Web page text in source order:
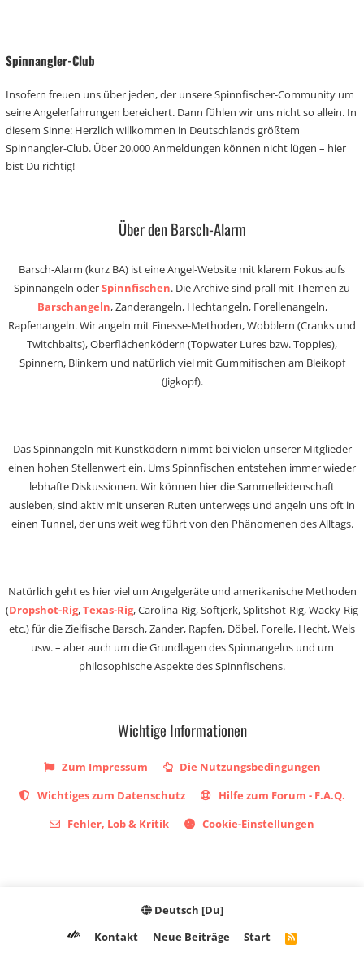
Spinnangler-Club
Insofern freuen uns über jeden, der unsere Spinnfischer-Community um
seine Angelerfahrungen bereichert. Dann fühlen wir uns nicht so allein. In
diesem Sinne: Herzlich willkommen in Deutschlands größtem
Spinnangler-Club. Über 20.000 Anmeldungen können nicht lügen – hier
bist Du richtig!
Über den Barsch-Alarm
Barsch-Alarm (kurz BA) ist eine Angel-Website mit klarem Fokus aufs
Spinnangeln oderSpinnfischen. Die Archive sind prall mit Themen zu
Barschangeln, Zanderangeln, Hechtangeln, Forellenangeln,
Rapfenangeln. Wir angeln mit Finesse-Methoden, Wobblern (Cranks und
Twitchbaits), Oberflächenködern (Topwater Lures bzw. Toppies),
Spinnern, Blinkern und natürlich viel mit Gummifischen am Bleikopf
(Jigkopf).
Das Spinnangeln mit Kunstködern nimmt bei vielen unserer Mitglieder
einen hohen Stellenwert ein. Ums Spinnfischen entstehen immer wieder
lebhafte Diskussionen. Wir können hier die Sammelleidenschaft
ausleben, sind aktiv mit unseren Ruten unterwegs und angeln uns oft in
einen Tunnel, der uns weit weg führt von den Phänomenen des Alltags.
Natürlich geht es hier viel um Angelgeräte und amerikanische Methoden
(Dropshot-Rig,Texas-Rig, Carolina-Rig, Softjerk, Splitshot-Rig, Wacky-Rig
etc.) für die Zielfische Barsch, Zander, Rapfen, Döbel, Forelle, Hecht, Wels
usw. – aber auch um die Grundlagen des Spinnangelns und um
philosophische Aspekte des Spinnfischens.
Wichtige Informationen
Zum Impressum
Die Nutzungsbedingungen
Wichtiges zum Datenschutz
Hilfe zum Forum - F.A.Q.
Fehler, Lob & Kritik
Cookie-Einstellungen
Deutsch [Du]
Kontakt
Neue Beiträge Start
R